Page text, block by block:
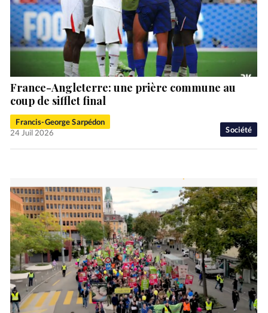
Société
France-Angleterre: une prière commune au
coup de sifflet final
Francis-George Sarpédon
24 Juil 2026